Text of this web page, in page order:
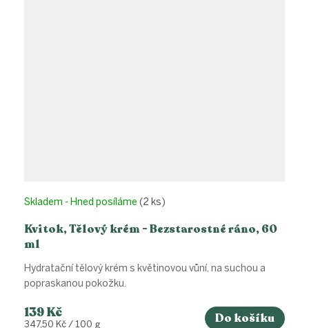
Kvitok, Tělový krém - Bezstarostné ráno, 60
ml
Skladem - Hned posíláme (2 ks)
139 Kč
Měrná
347,50 Kč / 100 g Do košíku
Hydratační tělový krém s květinovou vůní, na suchou a
popraskanou pokožku.